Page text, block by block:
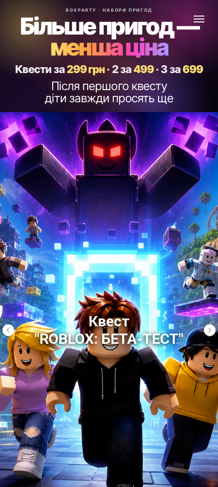
BOXPARTY · НАБОРИ ПРИГОД
Більше пригод —
менша ціна
Квести за299 грн· 2 за499·3 за699
Після першого квесту
діти завжди просять ще
Квест
"ROBLOX: БЕТА-ТЕСТ"